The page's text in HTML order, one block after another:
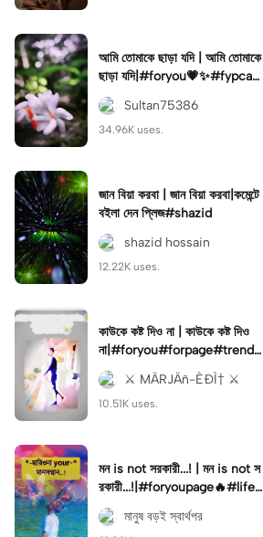
আমি তোমাকে ছাড়া যদি | আমি তোমাকে
ছাড়া যদি|#foryou💗✨#fypcap
cut🔥🔥🔥#trendcapcut🔥
Sultan75386
34.96K uses.
জান বিয়া করবা | জান বিয়া করবা|কমেন্টে
বইলা দেন প্লিজ#shazid
shazid hossain
12.22K uses.
কাউকে কষ্ট দিও না | কাউকে কষ্ট দিও
না|#foryou#forpage#trendi
ng#vairal#vedio #followme
⚔️ MÄRJÄñ-ÈÐÌ† ⚔️
10.51K uses.
মন is not সরকারী...! | মন is not স
রকারী...!|#foryoupage🔥#lifeli
ntempale#foryou💗✨#viralt
iktok🔥মানুষ বড়ই স্বার্থপর